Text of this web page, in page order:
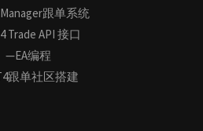
跟单系统
Trade API 接口
—EA编程
跟单社区搭建